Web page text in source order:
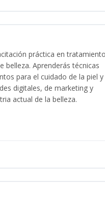
práctica en
belleza. Aprenderás técnicas
para el cuidado de la piel y
digitales, de marketing y
actual de la belleza.